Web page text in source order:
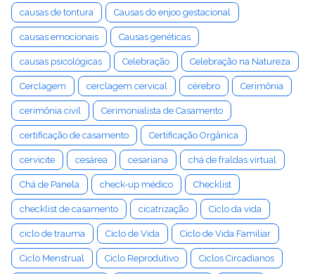
causas de tontura Causas do enjoo gestacional
causas emocionais Causas genéticas
causas psicológicas Celebração Celebração na Natureza
Cerclagem cerclagem cervical cérebro Cerimônia
cerimônia civil Cerimonialista de Casamento
certificação de casamento Certificação Orgânica
cervicite cesárea cesariana chá de fraldas virtual
Chá de Panela check-up médico Checklist
checklist de casamento cicatrização Ciclo da vida
ciclo de trauma Ciclo de Vida Ciclo de Vida Familiar
Ciclo Menstrual Ciclo Reprodutivo Ciclos Circadianos